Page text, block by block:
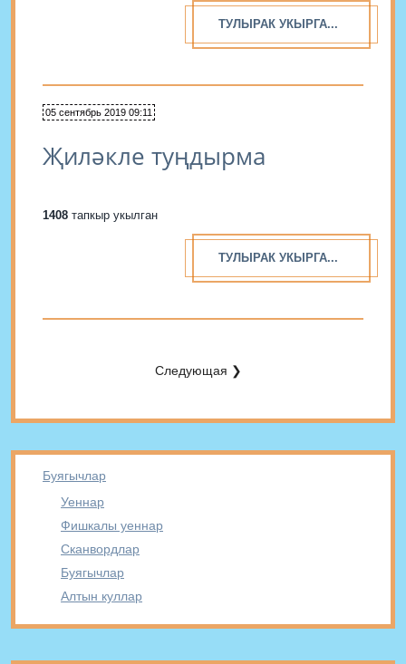
Буягычлар
Уеннар
Фишкалы уеннар
Сканвордлар
Буягычлар
Алтын куллар
ТУЛЫРАК УКЫРГА...
05 сентябрь 2019 09:11
Җиләкле туңдырма
1408 тапкыр укылган
ТУЛЫРАК УКЫРГА...
Следующая ❯